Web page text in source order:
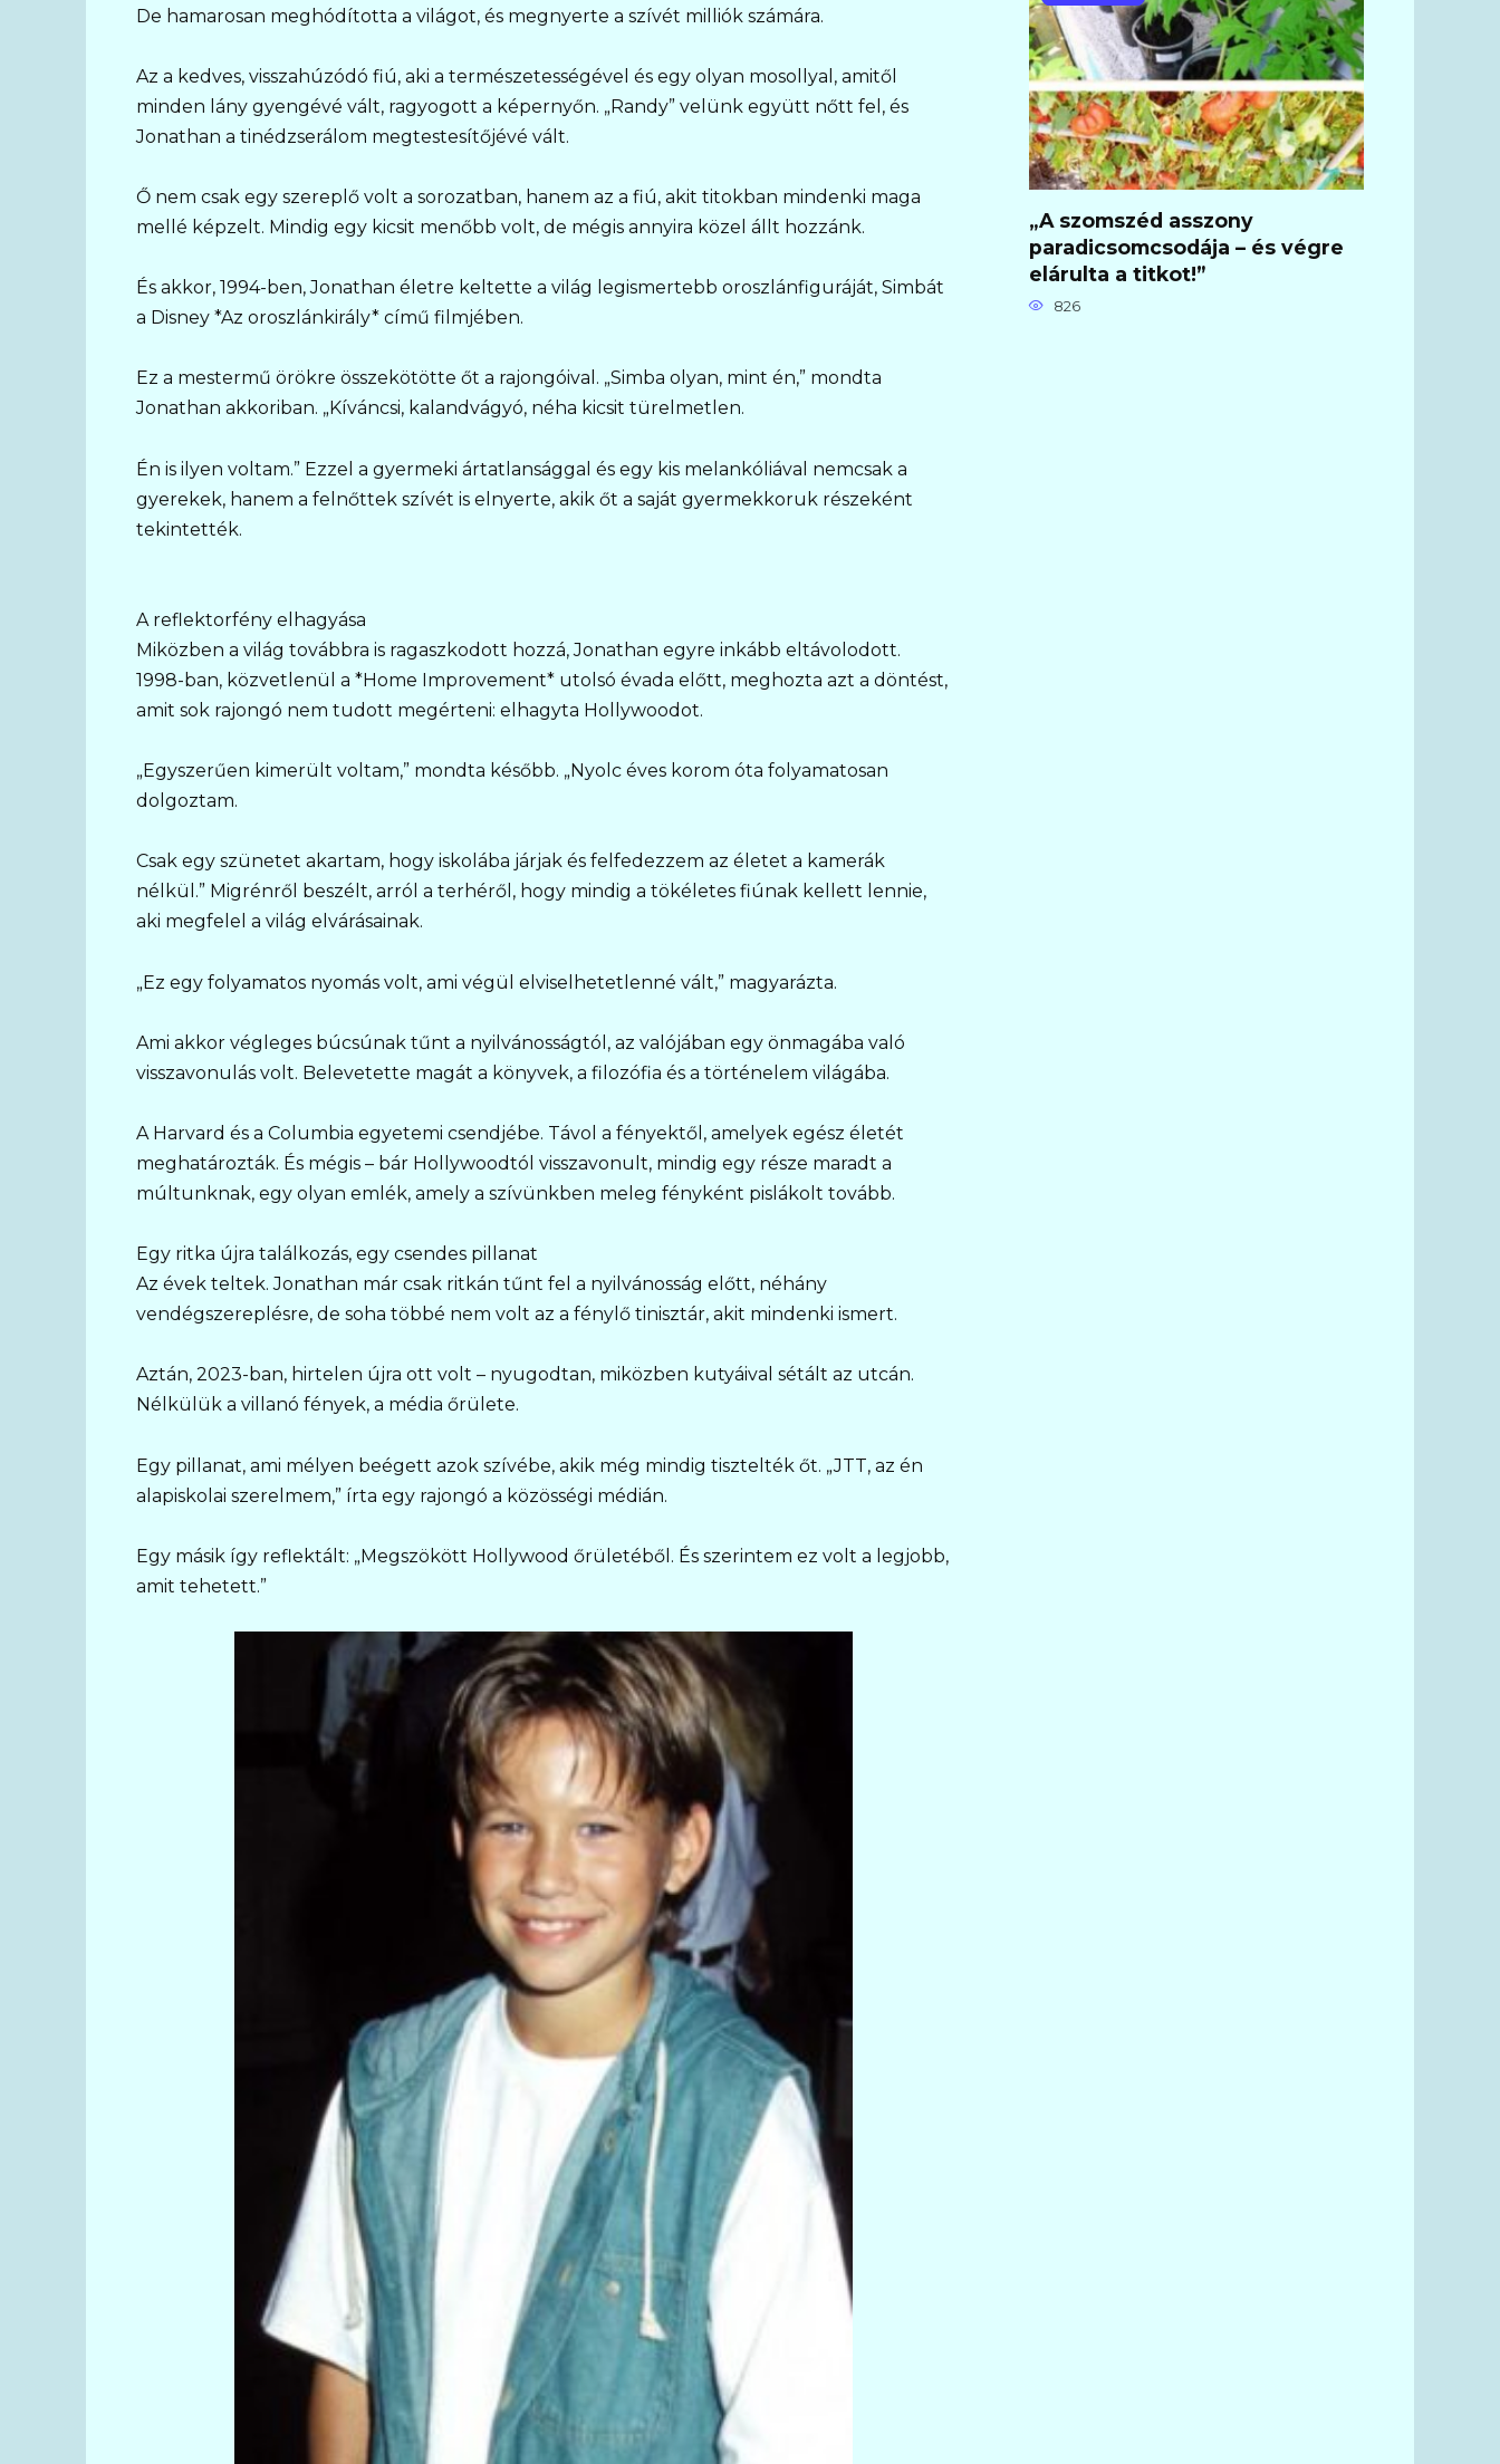
De hamarosan meghódította a világot, és megnyerte a szívét milliók számára.
Az a kedves, visszahúzódó fiú, aki a természetességével és egy olyan mosollyal, amitől
minden lány gyengévé vált, ragyogott a képernyőn. „Randy” velünk együtt nőtt fel, és
Jonathan a tinédzserálom megtestesítőjévé vált.
Ő nem csak egy szereplő volt a sorozatban, hanem az a fiú, akit titokban mindenki maga
mellé képzelt. Mindig egy kicsit menőbb volt, de mégis annyira közel állt hozzánk.
És akkor, 1994-ben, Jonathan életre keltette a világ legismertebb oroszlánfiguráját, Simbát
a Disney *Az oroszlánkirály* című filmjében.
Ez a mestermű örökre összekötötte őt a rajongóival. „Simba olyan, mint én,” mondta
Jonathan akkoriban. „Kíváncsi, kalandvágyó, néha kicsit türelmetlen.
Én is ilyen voltam.” Ezzel a gyermeki ártatlansággal és egy kis melankóliával nemcsak a
gyerekek, hanem a felnőttek szívét is elnyerte, akik őt a saját gyermekkoruk részeként
tekintették.
A reflektorfény elhagyása
Miközben a világ továbbra is ragaszkodott hozzá, Jonathan egyre inkább eltávolodott.
1998-ban, közvetlenül a *Home Improvement* utolsó évada előtt, meghozta azt a döntést,
amit sok rajongó nem tudott megérteni: elhagyta Hollywoodot.
„Egyszerűen kimerült voltam,” mondta később. „Nyolc éves korom óta folyamatosan
dolgoztam.
Csak egy szünetet akartam, hogy iskolába járjak és felfedezzem az életet a kamerák
nélkül.” Migrénről beszélt, arról a terhéről, hogy mindig a tökéletes fiúnak kellett lennie,
aki megfelel a világ elvárásainak.
„Ez egy folyamatos nyomás volt, ami végül elviselhetetlenné vált,” magyarázta.
Ami akkor végleges búcsúnak tűnt a nyilvánosságtól, az valójában egy önmagába való
visszavonulás volt. Belevetette magát a könyvek, a filozófia és a történelem világába.
A Harvard és a Columbia egyetemi csendjébe. Távol a fényektől, amelyek egész életét
meghatározták. És mégis – bár Hollywoodtól visszavonult, mindig egy része maradt a
múltunknak, egy olyan emlék, amely a szívünkben meleg fényként pislákolt tovább.
Egy ritka újra találkozás, egy csendes pillanat
Az évek teltek. Jonathan már csak ritkán tűnt fel a nyilvánosság előtt, néhány
vendégszereplésre, de soha többé nem volt az a fénylő tinisztár, akit mindenki ismert.
Aztán, 2023-ban, hirtelen újra ott volt – nyugodtan, miközben kutyáival sétált az utcán.
Nélkülük a villanó fények, a média őrülete.
Egy pillanat, ami mélyen beégett azok szívébe, akik még mindig tisztelték őt. „JTT, az én
alapiskolai szerelmem,” írta egy rajongó a közösségi médián.
Egy másik így reflektált: „Megszökött Hollywood őrületéből. És szerintem ez volt a legjobb,
amit tehetett.”
„A szomszéd asszony
paradicsomcsodája – és végre
elárulta a titkot!”
826